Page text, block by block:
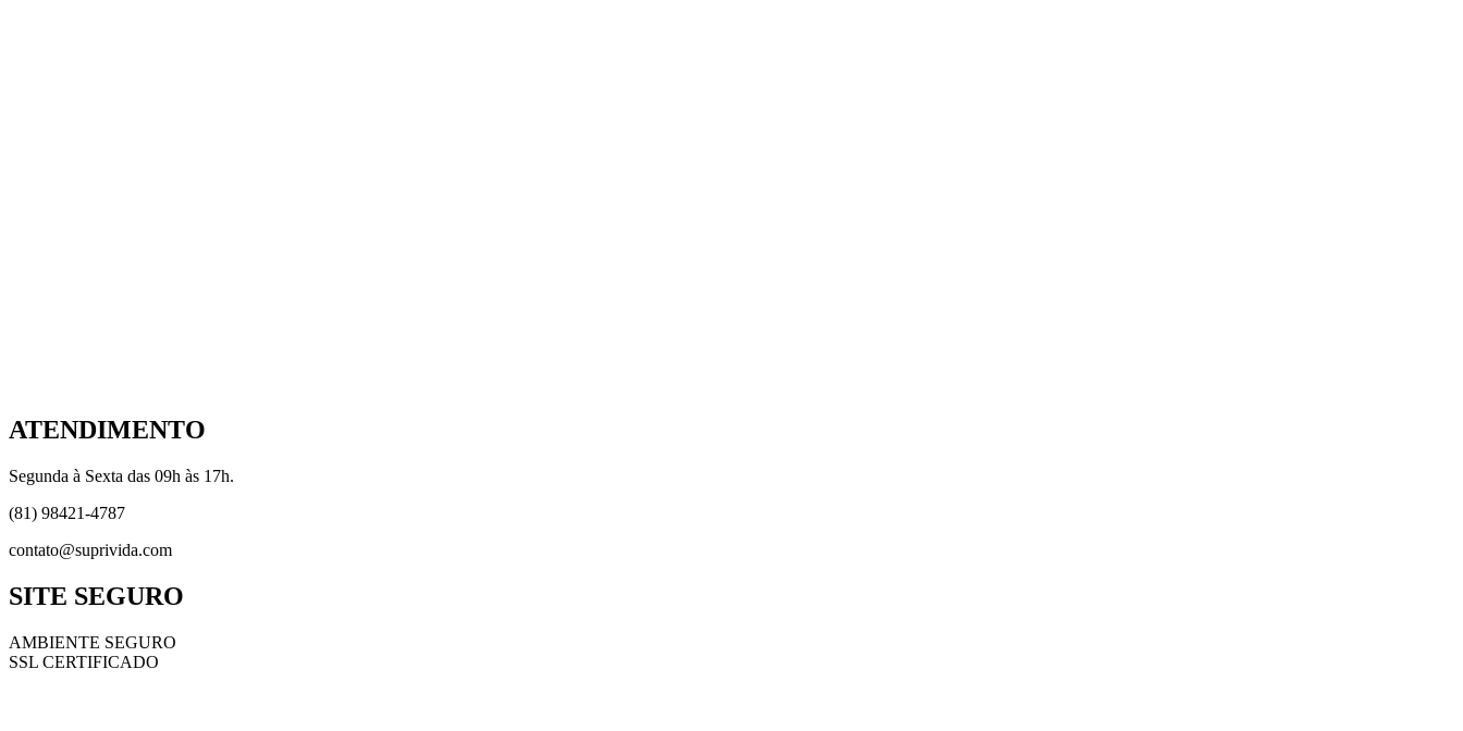
ATENDIMENTO
Segunda à Sexta das 09h às 17h.
(81) 98421-4787
contato@suprivida.com
SITE SEGURO
AMBIENTE SEGURO
SSL CERTIFICADO